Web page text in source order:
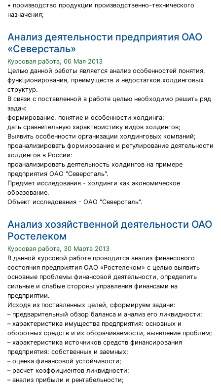
• производство продукции производственно-технического
назначения;
Анализ деятельности предприятия ОАО
«Северсталь»
Курсовая работа, 06 Мая 2013
Целью данной работы является анализ особенностей понятия,
функционирования, преимуществ и недостатков холдинговых
структур.
В связи с поставленной в работе целью необходимо решить ряд
задач:
формирование, понятие и особенности холдинга;
дать сравнительную характеристику видов холдингов;
Выявить особенности организации холдинговых компаний;
проанализировать формирование и регулирование деятельности
холдингов в России:
проанализировать деятельность холдингов на примере
предприятия ОАО "Северсталь".
Предмет исследования - холдинги как экономическое
образование.
Объект исследования - ОАО "Северсталь".
Анализ хозяйственной деятельности ОАО
Ростелеком
Курсовая работа, 30 Марта 2013
В данной курсовой работе проводится анализ финансового
состояния предприятия ОАО «Ростелеком» с целью выявить
основные проблемы финансовой деятельности, определить
сильные и слабые стороны управления финансами на
предприятии.
Исходя из поставленных целей, сформируем задачи:
– предварительный обзор баланса и анализ его ликвидности;
– характеристика имущества предприятия: основных и
оборотных средств и их оборачиваемости, выявление проблем;
– характеристика источников средств финансирования
предприятия: собственных и заемных;
– оценка финансовой устойчивости;
– расчет коэффициентов ликвидности;
– анализ прибыли и рентабельности;